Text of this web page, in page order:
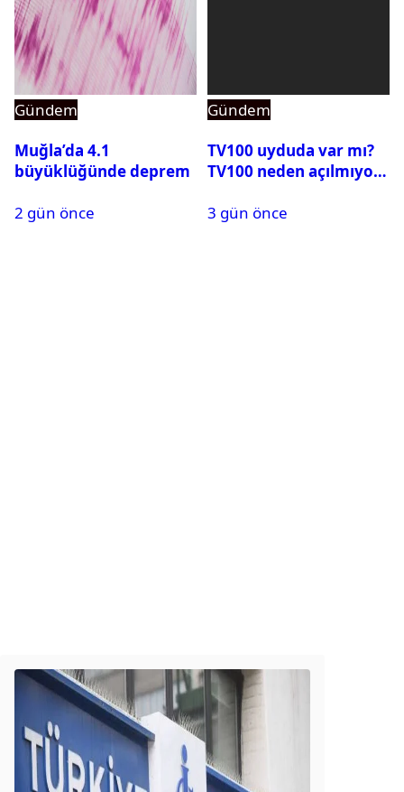
Gündem
Muğla’da 4.1
büyüklüğünde deprem
2 gün önce
Gündem
TV100 uyduda var mı?
TV100 neden açılmıyor?
3 gün önce